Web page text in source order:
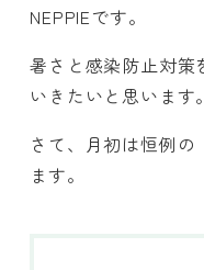
NEPPIEです。
暑さと感染防止対策
いきたいと思います。
さて、月初は恒例
ます。